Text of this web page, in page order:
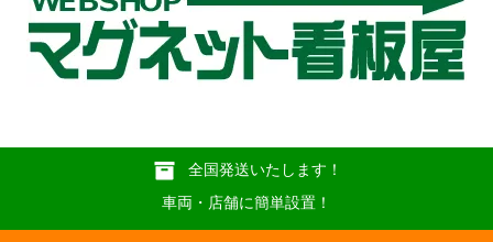
全国発送いたします！
車両・店舗に簡単設置！